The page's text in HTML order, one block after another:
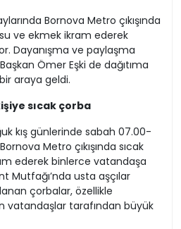
Bornova Metro çıkışında
ve ekmek ikram ederek
Dayanışma ve paylaşma
Ömer Eşki de dağıtıma
araya geldi.
sıcak çorba
kış günlerinde sabah 07.00-
Metro çıkışında sıcak
ederek binlerce vatandaşa
Mutfağı’nda usta aşçılar
çorbalar, özellikle
vatandaşlar tarafından büyük